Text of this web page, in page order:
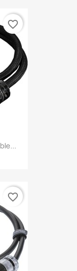
favorite_border
favorite_border